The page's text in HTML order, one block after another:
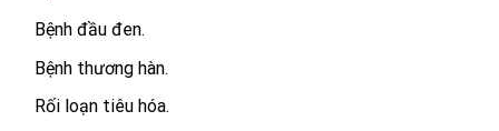
Bệnh đầu đen.
Bệnh thương hàn.
Rối loạn tiêu hóa.